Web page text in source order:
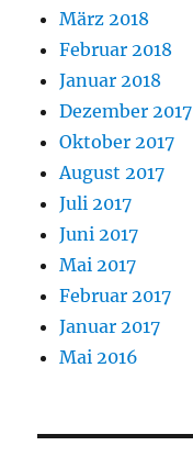
März 2018
Februar 2018
Januar 2018
Dezember 2017
Oktober 2017
August 2017
Juli 2017
Juni 2017
Mai 2017
Februar 2017
Januar 2017
Mai 2016